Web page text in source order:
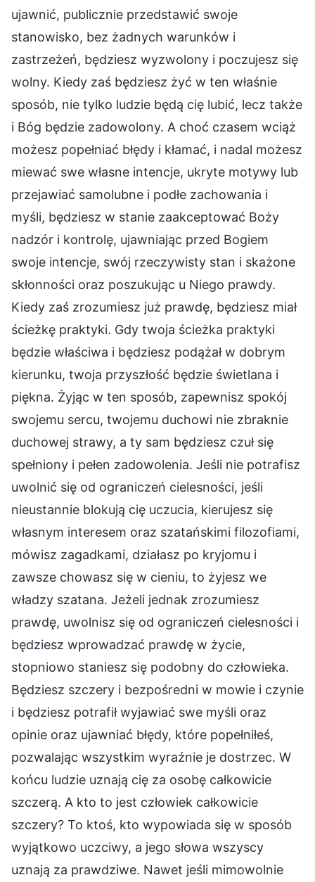
ujawnić, publicznie przedstawić swoje
stanowisko, bez żadnych warunków i
zastrzeżeń, będziesz wyzwolony i poczujesz się
wolny. Kiedy zaś będziesz żyć w ten właśnie
sposób, nie tylko ludzie będą cię lubić, lecz także
i Bóg będzie zadowolony. A choć czasem wciąż
możesz popełniać błędy i kłamać, i nadal możesz
miewać swe własne intencje, ukryte motywy lub
przejawiać samolubne i podłe zachowania i
myśli, będziesz w stanie zaakceptować Boży
nadzór i kontrolę, ujawniając przed Bogiem
swoje intencje, swój rzeczywisty stan i skażone
skłonności oraz poszukując u Niego prawdy.
Kiedy zaś zrozumiesz już prawdę, będziesz miał
ścieżkę praktyki. Gdy twoja ścieżka praktyki
będzie właściwa i będziesz podążał w dobrym
kierunku, twoja przyszłość będzie świetlana i
piękna. Żyjąc w ten sposób, zapewnisz spokój
swojemu sercu, twojemu duchowi nie zbraknie
duchowej strawy, a ty sam będziesz czuł się
spełniony i pełen zadowolenia. Jeśli nie potrafisz
uwolnić się od ograniczeń cielesności, jeśli
nieustannie blokują cię uczucia, kierujesz się
własnym interesem oraz szatańskimi filozofiami,
mówisz zagadkami, działasz po kryjomu i
zawsze chowasz się w cieniu, to żyjesz we
władzy szatana. Jeżeli jednak zrozumiesz
prawdę, uwolnisz się od ograniczeń cielesności i
będziesz wprowadzać prawdę w życie,
stopniowo staniesz się podobny do człowieka.
Będziesz szczery i bezpośredni w mowie i czynie
i będziesz potrafił wyjawiać swe myśli oraz
opinie oraz ujawniać błędy, które popełniłeś,
pozwalając wszystkim wyraźnie je dostrzec. W
końcu ludzie uznają cię za osobę całkowicie
szczerą. A kto to jest człowiek całkowicie
szczery? To ktoś, kto wypowiada się w sposób
wyjątkowo uczciwy, a jego słowa wszyscy
uznają za prawdziwe. Nawet jeśli mimowolnie